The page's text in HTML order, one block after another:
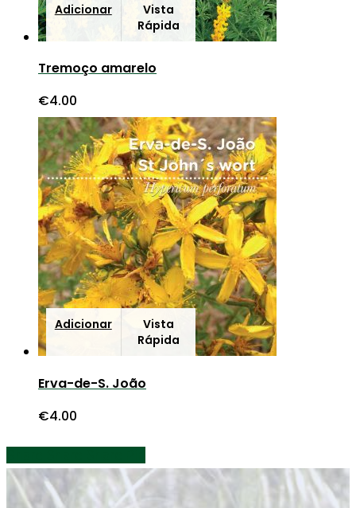
Adicionar
Vista
Rápida
Tremoço amarelo
€4.00
Adicionar
Vista
Rápida
Erva-de-S. João
€4.00